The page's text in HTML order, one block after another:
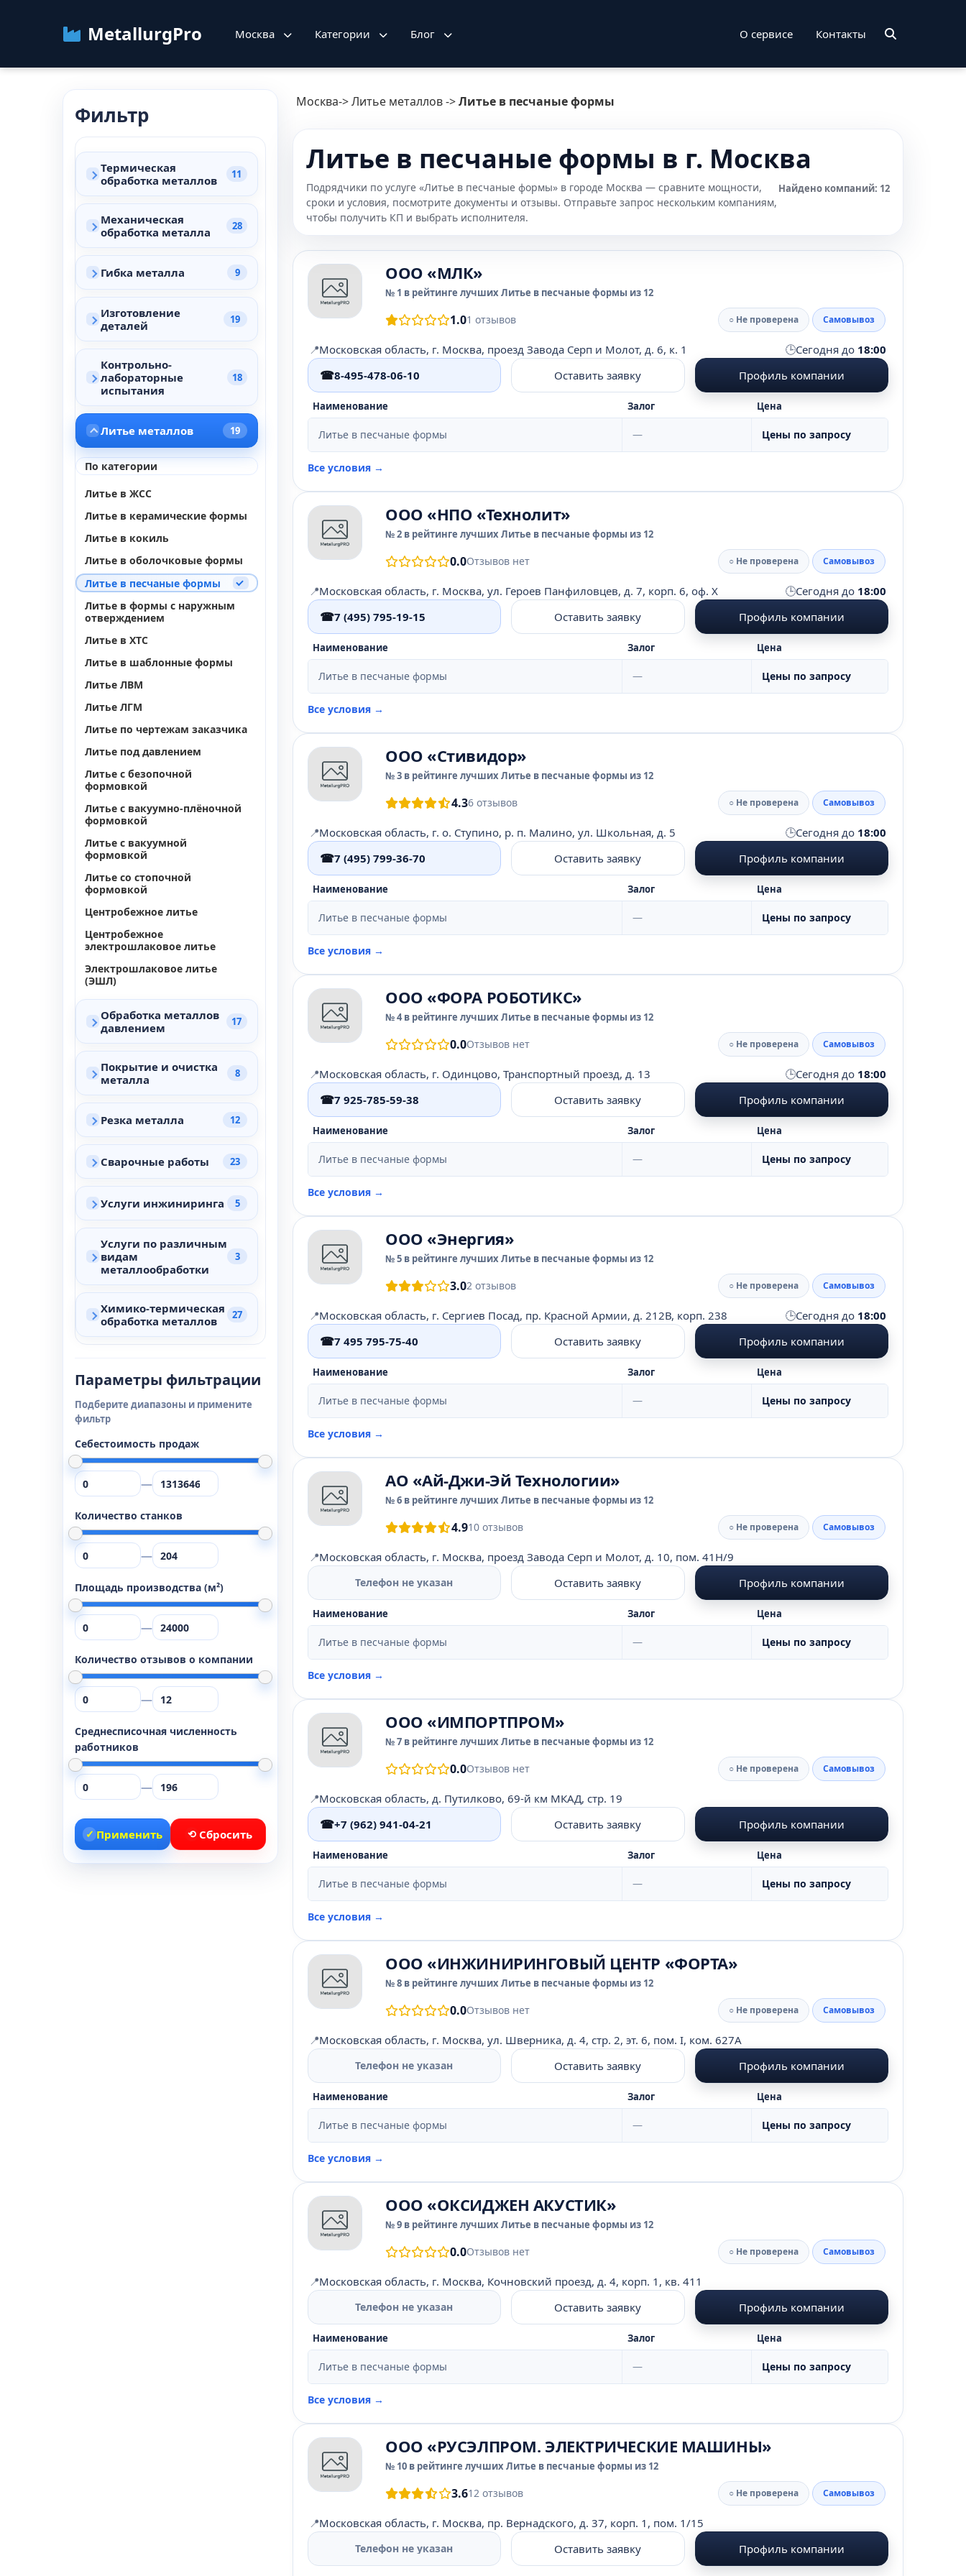
MetallurgPro Москва Категории Блог О сервисе Контакты
Фильтр
Термическая
обработка металлов
11
Механическая
обработка металла
28
Гибка металла 9
Изготовление
деталей
19
Контрольно-
лабораторные
испытания
18
Литье металлов 19
По категории
Литье в ЖСС
Литье в керамические формы
Литье в кокиль
Литье в оболочковые формы
Литье в песчаные формы
Литье в формы с наружным
отверждением
Литье в ХТС
Литье в шаблонные формы
Литье ЛВМ
Литье ЛГМ
Литье по чертежам заказчика
Литье под давлением
Литье с безопочной
формовкой
Литье с вакуумно-плёночной
формовкой
Литье с вакуумной
формовкой
Литье со стопочной
формовкой
Центробежное литье
Центробежное
электрошлаковое литье
Электрошлаковое литье
(ЭШЛ)
Обработка металлов
давлением
17
Покрытие и очистка
металла
8
Резка металла 12
Сварочные работы 23
Услуги инжиниринга 5
Услуги по различным
видам
металлообработки
3
Химико-термическая
обработка металлов
27
Параметры фильтрации
Подберите диапазоны и примените
фильтр
Себестоимость продаж
—
Количество станков
—
Площадь производства (м²)
—
Количество отзывов о компании
—
Среднесписочная численность
работников
—
✓ Применить ⟲ Сбросить
Москва->Литье металлов->Литье в песчаные формы
Литье в песчаные формы в г. Москва
Подрядчики по услуге «Литье в песчаные формы» в городе Москва — сравните мощности,
сроки и условия, посмотрите документы и отзывы. Отправьте запрос нескольким компаниям,
чтобы получить КП и выбрать исполнителя.
Найдено компаний: 12
ООО «МЛК»
№ 1 в рейтинге лучших Литье в песчаные формы из 12
1.01 отзывов ○ Не проверена Самовывоз
📍Московская область, г. Москва, проезд Завода Серп и Молот, д. 6, к. 1 🕒Сегодня до 18:00
☎8-495-478-06-10 Оставить заявку Профиль компании
Наименование Залог Цена
Литье в песчаные формы — Цены по запросу
Все условия →
ООО «НПО «Технолит»
№ 2 в рейтинге лучших Литье в песчаные формы из 12
0.0Отзывов нет ○ Не проверена Самовывоз
📍Московская область, г. Москва, ул. Героев Панфиловцев, д. 7, корп. 6, оф. Х 🕒Сегодня до 18:00
☎7 (495) 795-19-15 Оставить заявку Профиль компании
Наименование Залог Цена
Литье в песчаные формы — Цены по запросу
Все условия →
ООО «Стивидор»
№ 3 в рейтинге лучших Литье в песчаные формы из 12
4.36 отзывов ○ Не проверена Самовывоз
📍Московская область, г. о. Ступино, р. п. Малино, ул. Школьная, д. 5 🕒Сегодня до 18:00
☎7 (495) 799-36-70 Оставить заявку Профиль компании
Наименование Залог Цена
Литье в песчаные формы — Цены по запросу
Все условия →
ООО «ФОРА РОБОТИКС»
№ 4 в рейтинге лучших Литье в песчаные формы из 12
0.0Отзывов нет ○ Не проверена Самовывоз
📍Московская область, г. Одинцово, Транспортный проезд, д. 13 🕒Сегодня до 18:00
☎7 925-785-59-38 Оставить заявку Профиль компании
Наименование Залог Цена
Литье в песчаные формы — Цены по запросу
Все условия →
ООО «Энергия»
№ 5 в рейтинге лучших Литье в песчаные формы из 12
3.02 отзывов ○ Не проверена Самовывоз
📍Московская область, г. Сергиев Посад, пр. Красной Армии, д. 212В, корп. 238 🕒Сегодня до 18:00
☎7 495 795-75-40 Оставить заявку Профиль компании
Наименование Залог Цена
Литье в песчаные формы — Цены по запросу
Все условия →
АО «Ай-Джи-Эй Технологии»
№ 6 в рейтинге лучших Литье в песчаные формы из 12
4.910 отзывов ○ Не проверена Самовывоз
📍Московская область, г. Москва, проезд Завода Серп и Молот, д. 10, пом. 41Н/9
Телефон не указан Оставить заявку Профиль компании
Наименование Залог Цена
Литье в песчаные формы — Цены по запросу
Все условия →
ООО «ИМПОРТПРОМ»
№ 7 в рейтинге лучших Литье в песчаные формы из 12
0.0Отзывов нет ○ Не проверена Самовывоз
📍Московская область, д. Путилково, 69-й км МКАД, стр. 19
☎+7 (962) 941-04-21 Оставить заявку Профиль компании
Наименование Залог Цена
Литье в песчаные формы — Цены по запросу
Все условия →
ООО «ИНЖИНИРИНГОВЫЙ ЦЕНТР «ФОРТА»
№ 8 в рейтинге лучших Литье в песчаные формы из 12
0.0Отзывов нет ○ Не проверена Самовывоз
📍Московская область, г. Москва, ул. Шверника, д. 4, стр. 2, эт. 6, пом. I, ком. 627А
Телефон не указан Оставить заявку Профиль компании
Наименование Залог Цена
Литье в песчаные формы — Цены по запросу
Все условия →
ООО «ОКСИДЖЕН АКУСТИК»
№ 9 в рейтинге лучших Литье в песчаные формы из 12
0.0Отзывов нет ○ Не проверена Самовывоз
📍Московская область, г. Москва, Кочновский проезд, д. 4, корп. 1, кв. 411
Телефон не указан Оставить заявку Профиль компании
Наименование Залог Цена
Литье в песчаные формы — Цены по запросу
Все условия →
ООО «РУСЭЛПРОМ. ЭЛЕКТРИЧЕСКИЕ МАШИНЫ»
№ 10 в рейтинге лучших Литье в песчаные формы из 12
3.612 отзывов ○ Не проверена Самовывоз
📍Московская область, г. Москва, пр. Вернадского, д. 37, корп. 1, пом. 1/15
Телефон не указан Оставить заявку Профиль компании